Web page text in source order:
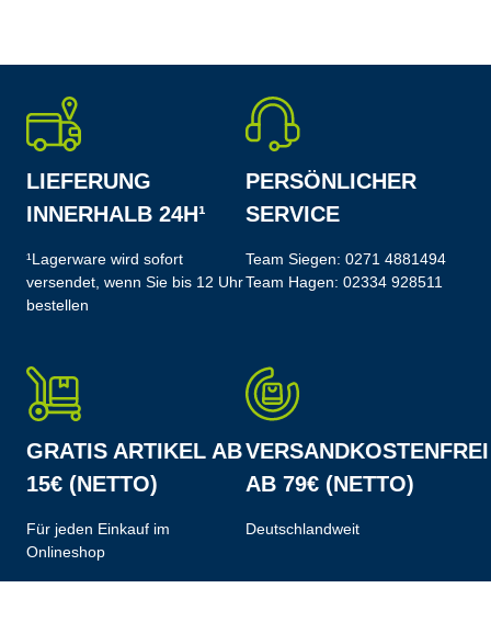
LIEFERUNG
INNERHALB 24H¹
¹Lagerware wird sofort
versendet, wenn Sie bis 12 Uhr
bestellen
PERSÖNLICHER
SERVICE
Team Siegen: 0271 4881494
Team Hagen: 02334 928511
GRATIS ARTIKEL AB
15€ (NETTO)
Für jeden Einkauf im
Onlineshop
VERSANDKOSTENFREI
AB 79€ (NETTO)
Deutschlandweit